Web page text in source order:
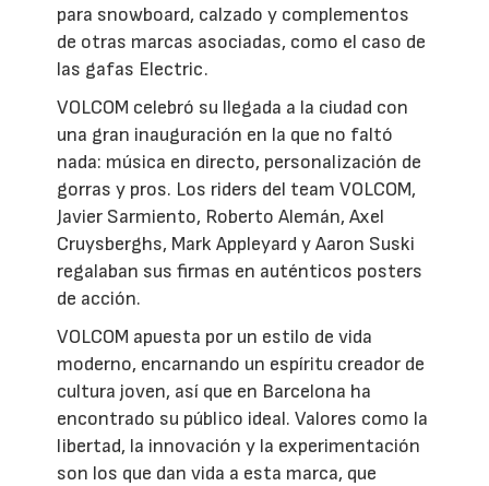
para snowboard, calzado y complementos
de otras marcas asociadas, como el caso de
las gafas Electric.
VOLCOM celebró su llegada a la ciudad con
una gran inauguración en la que no faltó
nada: música en directo, personalización de
gorras y pros. Los riders del team VOLCOM,
Javier Sarmiento, Roberto Alemán, Axel
Cruysberghs, Mark Appleyard y Aaron Suski
regalaban sus firmas en auténticos posters
de acción.
VOLCOM apuesta por un estilo de vida
moderno, encarnando un espíritu creador de
cultura joven, así que en Barcelona ha
encontrado su público ideal. Valores como la
libertad, la innovación y la experimentación
son los que dan vida a esta marca, que